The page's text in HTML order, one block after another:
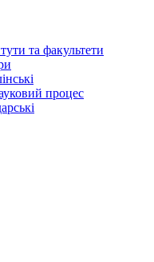
та факультети
процес